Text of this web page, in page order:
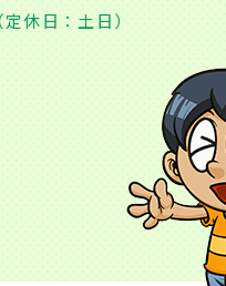
休日：土日）